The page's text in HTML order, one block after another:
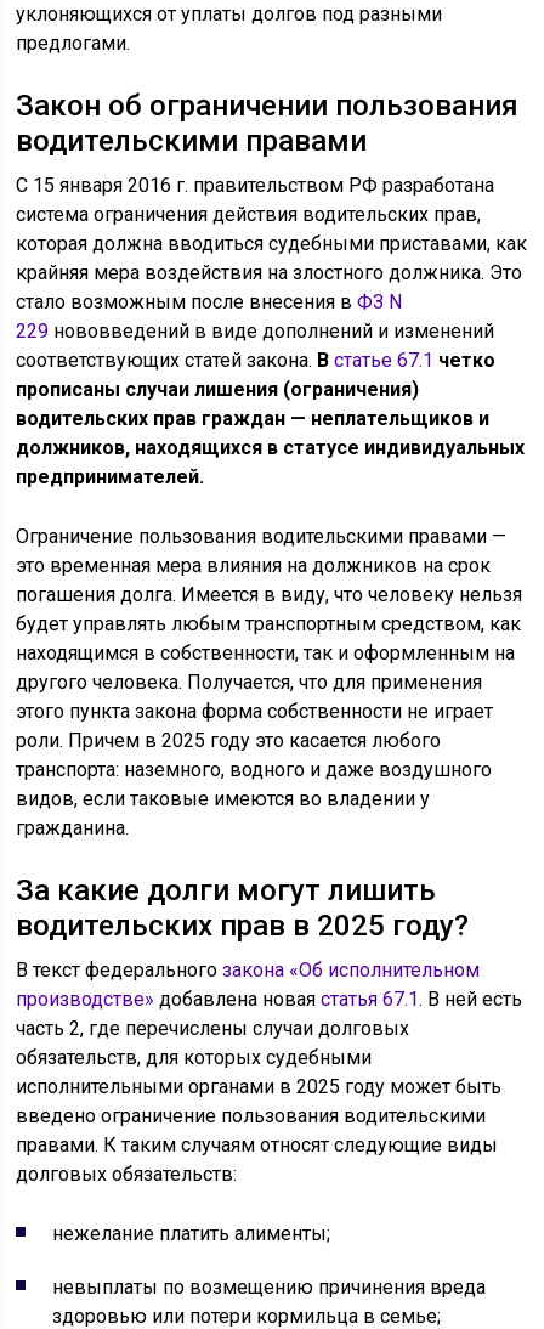
уклоняющихся от уплаты долгов под разными
предлогами.
Закон об ограничении пользования
водительскими правами
С 15 января 2016 г. правительством РФ разработана
система ограничения действия водительских прав,
которая должна вводиться судебными приставами, как
крайняя мера воздействия на злостного должника. Это
стало возможным после внесения вФЗ N
229 нововведений в виде дополнений и изменений
соответствующих статей закона. Встатье 67.1 четко
прописаны случаи лишения (ограничения)
водительских прав граждан — неплательщиков и
должников, находящихся в статусе индивидуальных
предпринимателей.
Ограничение пользования водительскими правами —
это временная мера влияния на должников на срок
погашения долга. Имеется в виду, что человеку нельзя
будет управлять любым транспортным средством, как
находящимся в собственности, так и оформленным на
другого человека. Получается, что для применения
этого пункта закона форма собственности не играет
роли. Причем в 2025 году это касается любого
транспорта: наземного, водного и даже воздушного
видов, если таковые имеются во владении у
гражданина.
За какие долги могут лишить
водительских прав в 2025 году?
В текст федеральногозакона «Об исполнительном
производстве» добавлена новаястатья 67.1. В ней есть
часть 2, где перечислены случаи долговых
обязательств, для которых судебными
исполнительными органами в 2025 году может быть
введено ограничение пользования водительскими
правами. К таким случаям относят следующие виды
долговых обязательств:
нежелание платить алименты;
невыплаты по возмещению причинения вреда
здоровью или потери кормильца в семье;